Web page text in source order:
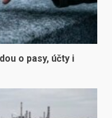
o pasy, účty i